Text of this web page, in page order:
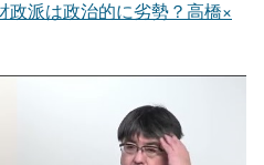
派は政治的に劣勢？高橋×